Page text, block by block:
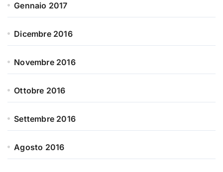
Gennaio 2017
Dicembre 2016
Novembre 2016
Ottobre 2016
Settembre 2016
Agosto 2016